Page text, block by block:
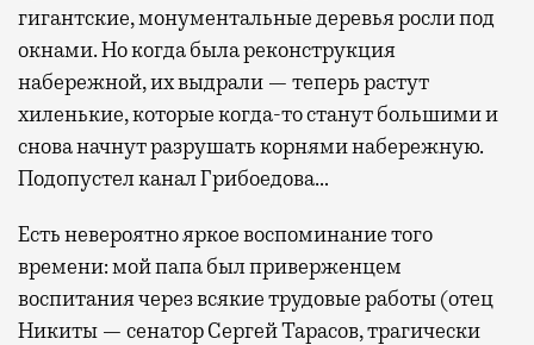
гигантские, монументальные деревья росли под
окнами. Но когда была реконструкция
набережной, их выдрали — теперь растут
хиленькие, которые когда-то станут большими и
снова начнут разрушать корнями набережную.
Подопустел канал Грибоедова…
Есть невероятно яркое воспоминание того
времени: мой папа был приверженцем
воспитания через всякие трудовые работы (отец
Никиты — сенатор Сергей Тарасов, трагически